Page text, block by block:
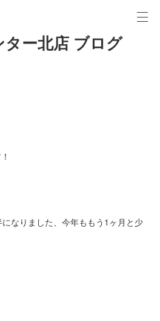
ター北店 ブログ
なりました、今年ももう1ヶ月と少